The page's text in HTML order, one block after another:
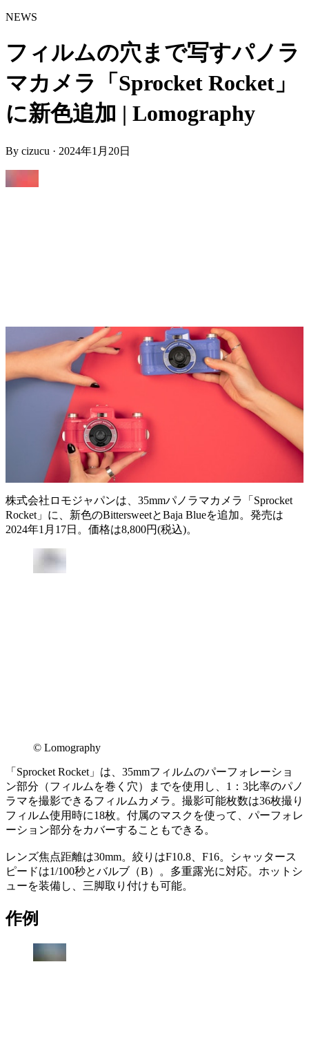
NEWS
フィルムの穴まで写すパノラ
マカメラ「Sprocket Rocket」
に新色追加 | Lomography
By cizucu · 2024年1月20日
株式会社ロモジャパンは、35mmパノラマカメラ「Sprocket
Rocket」に、新色のBittersweetとBaja Blueを追加。発売は
2024年1月17日。価格は8,800円(税込)。
©︎ Lomography
「Sprocket Rocket」は、35mmフィルムのパーフォレーショ
ン部分（フィルムを巻く穴）までを使用し、1：3比率のパノ
ラマを撮影できるフィルムカメラ。撮影可能枚数は36枚撮り
フィルム使用時に18枚。付属のマスクを使って、パーフォレ
ーション部分をカバーすることもできる。
レンズ焦点距離は30mm。絞りはF10.8、F16。シャッタース
ピードは1/100秒とバルブ（B）。多重露光に対応。ホットシ
ューを装備し、三脚取り付けも可能。
作例